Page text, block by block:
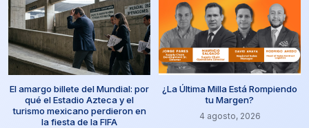
El amargo billete del Mundial: por
qué el Estadio Azteca y el
turismo mexicano perdieron en
la fiesta de la FIFA
¿La Última Milla Está Rompiendo
tu Margen?
4 agosto, 2026